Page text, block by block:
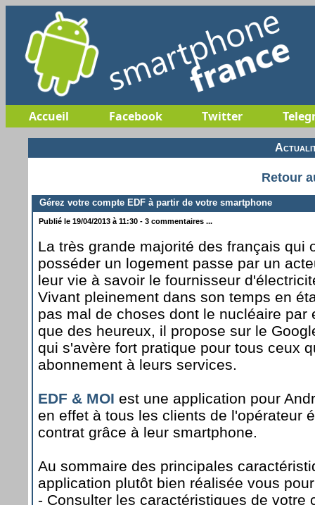
Accueil Facebook Twitter
Retour
Gérez votre compte EDF à partir de votre smartphone
Publié le 19/04/2013 à 11:30 - 3 commentaires ...
La très grande majorité des français qui
posséder un logement passe par un
leur vie à savoir le fournisseur
Vivant pleinement dans son temps en
pas mal de choses dont le nucléaire par
que des heureux, il propose sur le
qui s'avère fort pratique pour tous ceux
abonnement à leurs services.
EDF & MOI est une application pour
en effet à tous les clients de l'opérateur
contrat grâce à leur smartphone.
Au sommaire des principales
application plutôt bien réalisée vous
- Consulter les caractéristiques de votre